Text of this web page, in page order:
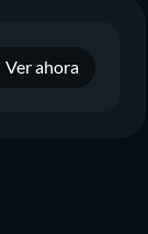
Ver ahora